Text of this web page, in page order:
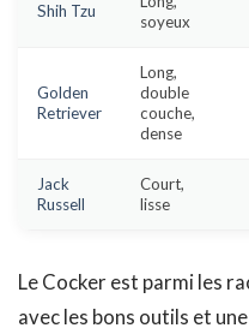
Shih Tzu
soyeux
Golden
Retriever
Long,
double
couche,
dense
Jack
Russell
Court,
lisse
Le Cocker est parmi les
avec les bons outils et